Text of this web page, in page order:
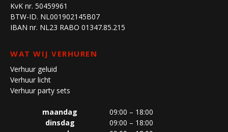
KvK nr. 50459961
BTW-ID. NL001902145B07
IBAN nr. NL23 RABO 01347.85.215
WAT WIJ VERHUREN
Verhuur geluid
Verhuur licht
Verhuur party sets
maandag
09:00 – 18:00
dinsdag
09:00 – 18:00